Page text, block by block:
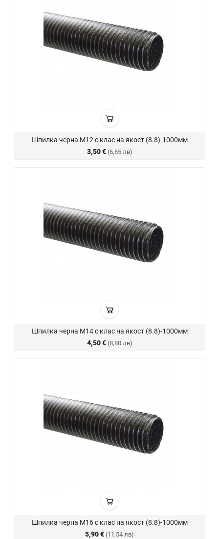
Шпилка черна М12 с клас на якост (8.8)-1000мм
3,50 € (6,85 лв)
Шпилка черна М14 с клас на якост (8.8)-1000мм
4,50 € (8,80 лв)
Шпилка черна М16 с клас на якост (8.8)-1000мм
5,90 € (11,54 лв)